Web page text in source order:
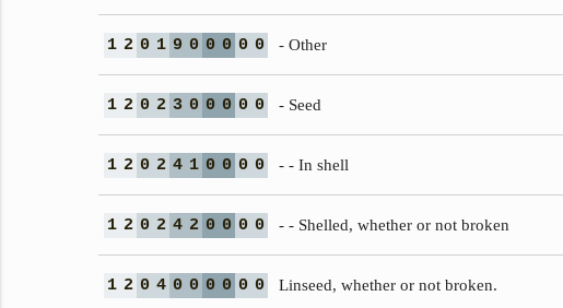
1 2 0 1 9 0 0 0 0 0 - Other
1 2 0 2 3 0 0 0 0 0 - Seed
1 2 0 2 4 1 0 0 0 0 - - In shell
1 2 0 2 4 2 0 0 0 0 - - Shelled, whether or not broken
1 2 0 4 0 0 0 0 0 0 Linseed, whether or not broken.